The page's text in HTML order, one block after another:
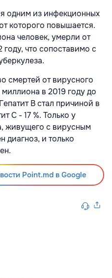
одним из инфекционных
которого повышается.
человек, умерли от
году, что сопоставимо с
смертей от вирусного
миллиона в 2019 году до
В стал причиной в
С - 17 %. Только у
живущего с вирусным
диагноз, и только
Point.md в Google